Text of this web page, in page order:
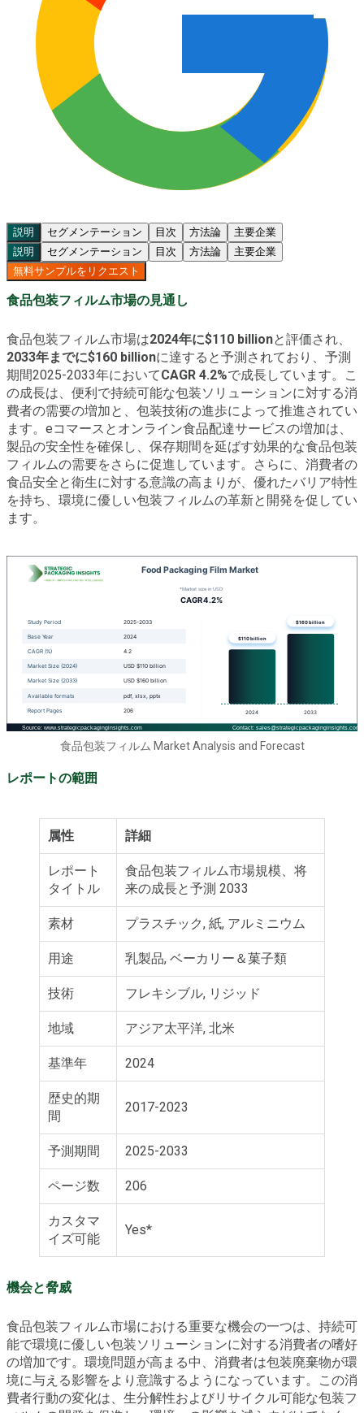
説明 セグメンテーション 目次 方法論
主要企業
説明
セグメンテーション 目次 方法論
主要企業
無料サンプルをリクエスト
食品包装フィルム市場の見通し
食品包装フィルム市場は2024年に$110 billionと評価され、
2033年までに$160 billionに達すると予測されており、予測
期間2025-2033年においてCAGR 4.2%で成長しています。こ
の成長は、便利で持続可能な包装ソリューションに対する消
費者の需要の増加と、包装技術の進歩によって推進されてい
ます。eコマースとオンライン食品配達サービスの増加は、
製品の安全性を確保し、保存期間を延ばす効果的な食品包装
フィルムの需要をさらに促進しています。さらに、消費者の
食品安全と衛生に対する意識の高まりが、優れたバリア特性
を持ち、環境に優しい包装フィルムの革新と開発を促してい
ます。
食品包装フィルム Market Analysis and Forecast
レポートの範囲
属性 詳細
レポート
タイトル
食品包装フィルム市場規模、将
来の成長と予測 2033
素材 プラスチック, 紙, アルミニウム
用途 乳製品, ベーカリー＆菓子類
技術 フレキシブル, リジッド
地域 アジア太平洋, 北米
基準年 2024
歴史的期
間
2017-2023
予測期間 2025-2033
ページ数 206
カスタマ
イズ可能
Yes*
機会と脅威
食品包装フィルム市場における重要な機会の一つは、持続可
能で環境に優しい包装ソリューションに対する消費者の嗜好
の増加です。環境問題が高まる中、消費者は包装廃棄物が環
境に与える影響をより意識するようになっています。この消
費者行動の変化は、生分解性およびリサイクル可能な包装フ